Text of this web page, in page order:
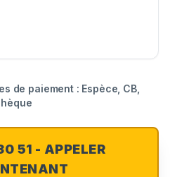
de paiement : Espèce, CB,
51 - APPELER